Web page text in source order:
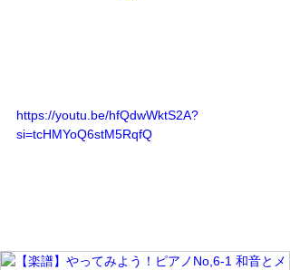
https://youtu.be/hfQdwWktS2A?
si=tcHMYoQ6stM5RqfQ